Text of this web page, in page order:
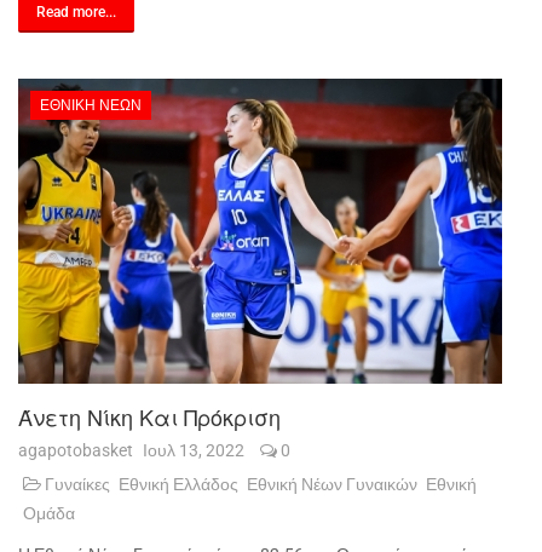
Read more...
ΕΘΝΙΚΉ ΝΈΩΝ
Άνετη Νίκη Και Πρόκριση
agapotobasket Ιουλ 13, 2022
0
Γυναίκες Εθνική Ελλάδος Εθνική Νέων Γυναικών Εθνική
Ομάδα